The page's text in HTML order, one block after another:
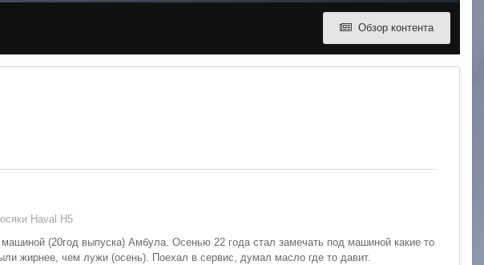
Обзор контента
Haval H5
(20год выпуска) Амбула. Осенью 22 года стал замечать под машиной какие то
жирнее, чем лужи (осень). Поехал в сервис, думал масло где то давит.